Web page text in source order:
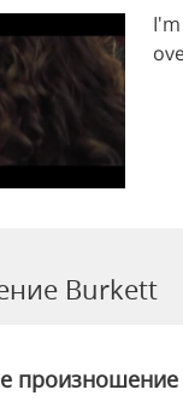
I'm
Burkett
произношение